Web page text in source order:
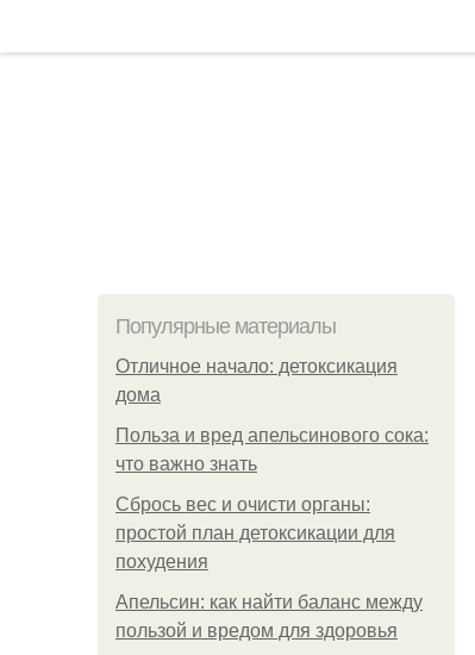
Популярные материалы
Отличное начало: детоксикация
дома
Польза и вред апельсинового сока:
что важно знать
Сбрось вес и очисти органы:
простой план детоксикации для
похудения
Апельсин: как найти баланс между
пользой и вредом для здоровья